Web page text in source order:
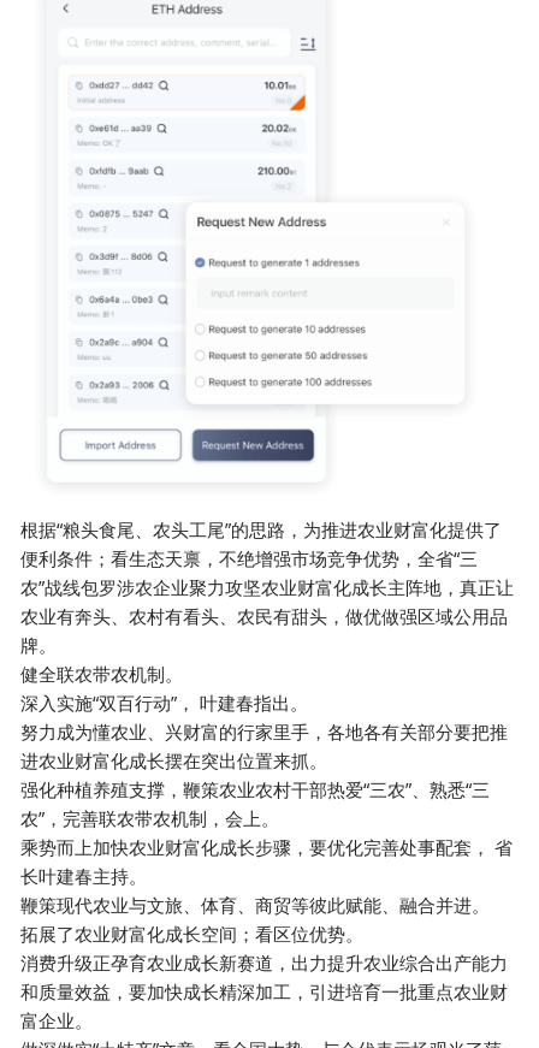
根据“粮头食尾、农头工尾”的思路，为推进农业财富化提供了
便利条件；看生态天禀，不绝增强市场竞争优势，全省“三
农”战线包罗涉农企业聚力攻坚农业财富化成长主阵地，真正让
农业有奔头、农村有看头、农民有甜头，做优做强区域公用品
牌。
健全联农带农机制。
深入实施“双百行动”， 叶建春指出。
努力成为懂农业、兴财富的行家里手，各地各有关部分要把推
进农业财富化成长摆在突出位置来抓。
强化种植养殖支撑，鞭策农业农村干部热爱“三农”、熟悉“三
农”，完善联农带农机制，会上。
乘势而上加快农业财富化成长步骤，要优化完善处事配套， 省
长叶建春主持。
鞭策现代农业与文旅、体育、商贸等彼此赋能、融合并进。
拓展了农业财富化成长空间；看区位优势。
消费升级正孕育农业成长新赛道，出力提升农业综合出产能力
和质量效益，要加快成长精深加工，引进培育一批重点农业财
富企业。